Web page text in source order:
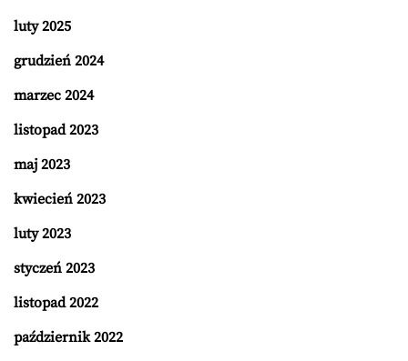
luty 2025
grudzień 2024
marzec 2024
listopad 2023
maj 2023
kwiecień 2023
luty 2023
styczeń 2023
listopad 2022
październik 2022